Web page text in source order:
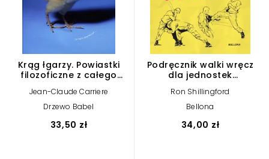
Krąg łgarzy. Powiastki
filozoficzne z całego
Jean-Claude Carriere
Drzewo Babel
33,50 zł
Podręcznik walki wręcz
dla jednostek
Ron Shillingford
Bellona
34,00 zł